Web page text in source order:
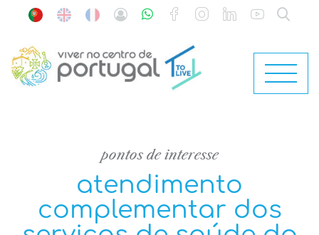
pontos de interesse
atendimento
complementar dos